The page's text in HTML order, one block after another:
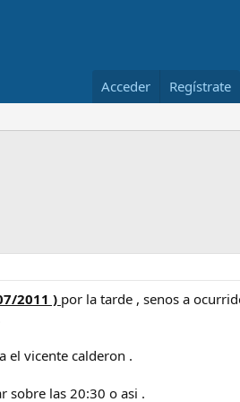
Acceder Regístrate
2011 ) por la tarde , senos a
el vicente calderon .
sobre las 20:30 o asi .